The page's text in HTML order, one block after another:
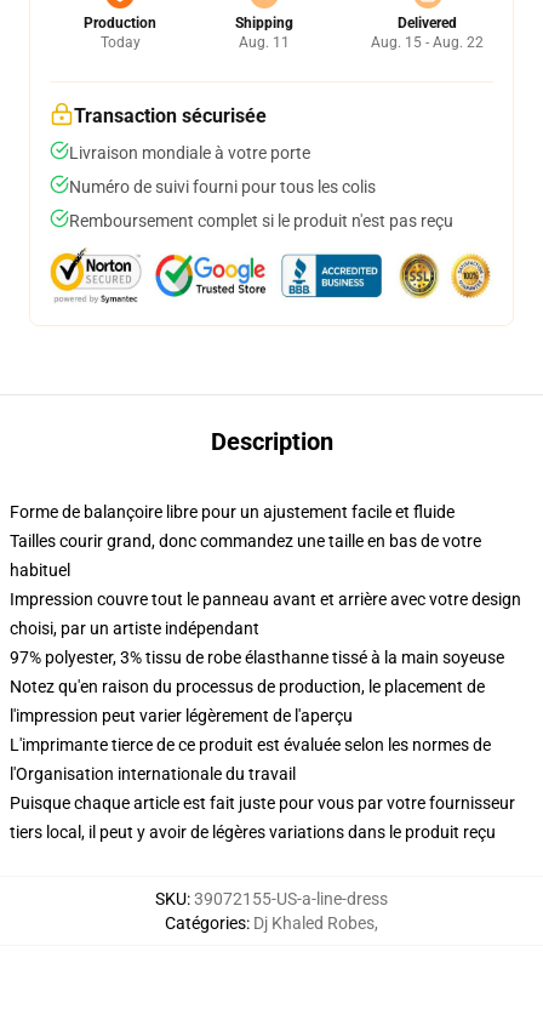
Production
Today
Shipping
Aug. 11
Delivered
Aug. 15 - Aug. 22
Transaction sécurisée
Livraison mondiale à votre porte
Numéro de suivi fourni pour tous les colis
Remboursement complet si le produit n'est pas reçu
Description
Forme de balançoire libre pour un ajustement facile et fluide
Tailles courir grand, donc commandez une taille en bas de votre
habituel
Impression couvre tout le panneau avant et arrière avec votre design
choisi, par un artiste indépendant
97% polyester, 3% tissu de robe élasthanne tissé à la main soyeuse
Notez qu'en raison du processus de production, le placement de
l'impression peut varier légèrement de l'aperçu
L'imprimante tierce de ce produit est évaluée selon les normes de
l'Organisation internationale du travail
Puisque chaque article est fait juste pour vous par votre fournisseur
tiers local, il peut y avoir de légères variations dans le produit reçu
SKU:39072155-US-a-line-dress
Catégories: Dj Khaled Robes,